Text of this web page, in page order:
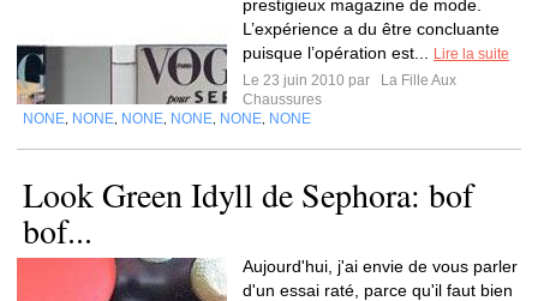
prestigieux magazine de mode.
L’expérience a du être concluante
puisque l’opération est...
Lire la suite
Le 23 juin 2010 par
La Fille Aux
Chaussures
NONE NONE NONE NONE NONE NONE
Look Green Idyll de Sephora: bof
bof...
Aujourd'hui, j'ai envie de vous parler
d'un essai raté, parce qu'il faut bien